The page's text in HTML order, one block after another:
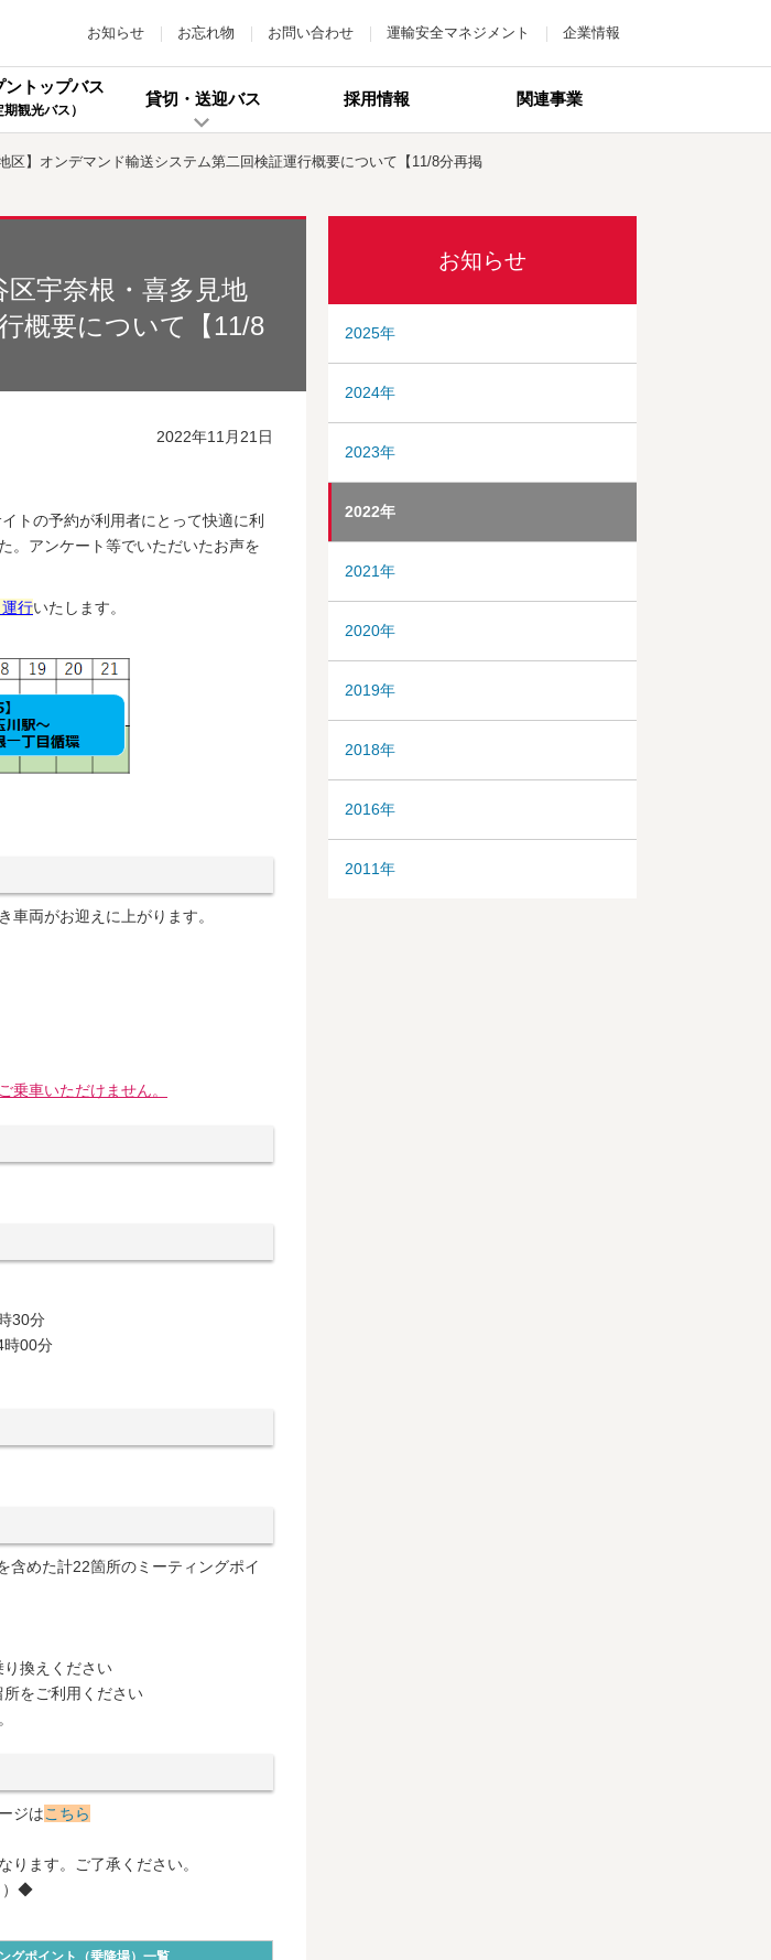
お知らせ お忘れ物 お問い合わせ 運輸安全マネジメント 企業情報
ントップバス
期観光バス）
貸切・送迎バス 採用情報 関連事業
区】オンデマンド輸送システム第二回検証運行概要について【11/8分再掲
区宇奈根・喜多見地
概要について【11/8
2022年11月21日
トの予約が利用者にとって快適に利
。アンケート等でいただいたお声を
行いたします。
両がお迎えに上がります。
乗車いただけません。
30分
時00分
含めた計22箇所のミーティングポイ
換えください
所をご利用ください
ジはこちら
ります。ご了承ください。
）◆
グポイント（乗降場）一覧
お知らせ
2025年
2024年
2023年
2022年
2021年
2020年
2019年
2018年
2016年
2011年